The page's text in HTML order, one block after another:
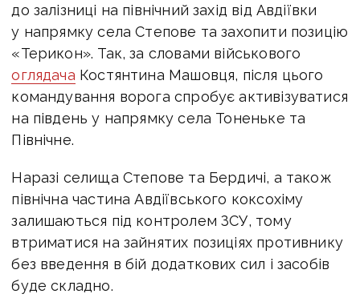
до залізниці на північний захід від Авдіївки
у напрямку села Степове та захопити позицію
«Терикон». Так, за словами військового
оглядача Костянтина Машовця, після цього
командування ворога спробує активізуватися
на південь у напрямку села Тоненьке та
Північне.
Наразі селища Степове та Бердичі, а також
північна частина Авдіївського коксохіму
залишаються під контролем ЗСУ, тому
втриматися на зайнятих позиціях противнику
без введення в бій додаткових сил і засобів
буде складно.